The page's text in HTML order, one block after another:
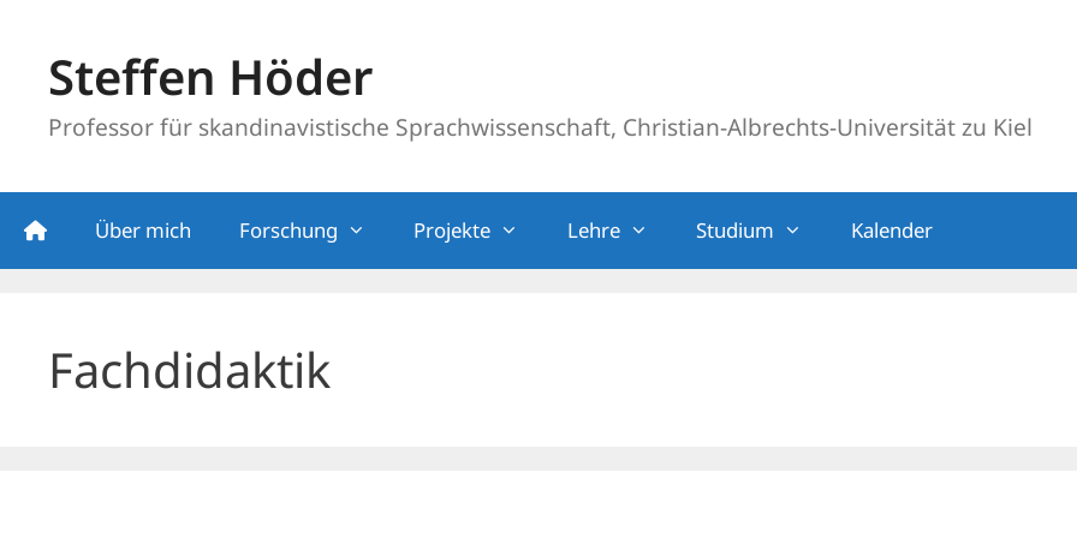
springenSteffen Höder
Professor für skandinavistische Sprachwissenschaft, Christian-Albrechts-Universität zu Kiel
Über mich Forschung Projekte Lehre Studium Kalender
Fachdidaktik